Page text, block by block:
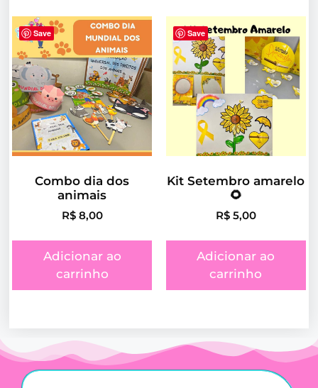
Save
Combo dia dos
animais
R$8,00
Adicionar ao
carrinho
Save
Kit Setembro amarelo
🌻
R$5,00
Adicionar ao
carrinho